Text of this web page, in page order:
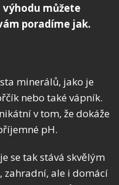
výhodu můžete
poradíme jak.
minerálů, jako je
nebo také vápník.
v tom, že dokáže
pH.
se tak stává skvělým
zahradní, ale i domácí